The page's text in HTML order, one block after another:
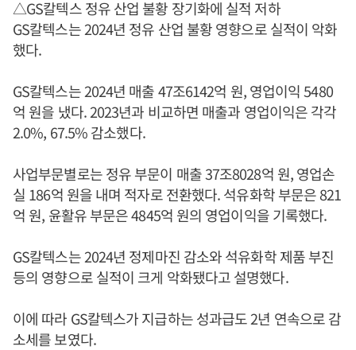
△GS칼텍스 정유 산업 불황 장기화에 실적 저하
GS칼텍스는 2024년 정유 산업 불황 영향으로 실적이 악화
했다.
GS칼텍스는 2024년 매출 47조6142억 원, 영업이익 5480
억 원을 냈다. 2023년과 비교하면 매출과 영업이익은 각각
2.0%, 67.5% 감소했다.
사업부문별로는 정유 부문이 매출 37조8028억 원, 영업손
실 186억 원을 내며 적자로 전환했다. 석유화학 부문은 821
억 원, 윤활유 부문은 4845억 원의 영업이익을 기록했다.
GS칼텍스는 2024년 정제마진 감소와 석유화학 제품 부진
등의 영향으로 실적이 크게 악화됐다고 설명했다.
이에 따라 GS칼텍스가 지급하는 성과급도 2년 연속으로 감
소세를 보였다.